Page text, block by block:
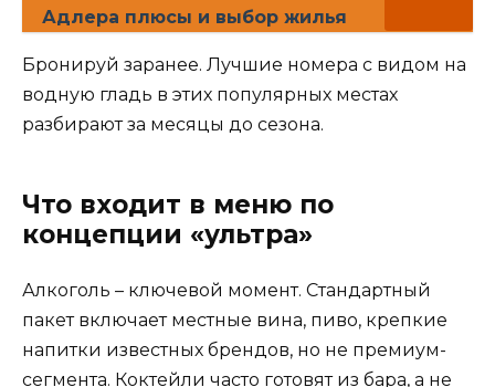
Адлера плюсы и выбор жилья
Бронируй заранее. Лучшие номера с видом на
водную гладь в этих популярных местах
разбирают за месяцы до сезона.
Что входит в меню по
концепции «ультра»
Алкоголь – ключевой момент. Стандартный
пакет включает местные вина, пиво, крепкие
напитки известных брендов, но не премиум-
сегмента. Коктейли часто готовят из бара, а не